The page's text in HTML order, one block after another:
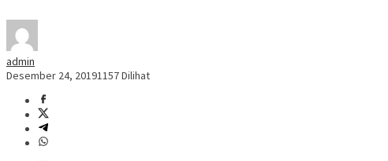
admin
Desember 24, 20191157 Dilihat